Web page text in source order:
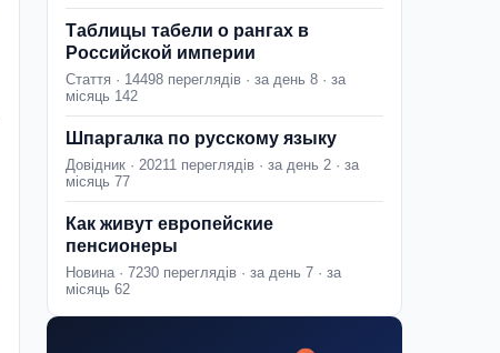
Таблицы табели о рангах в
Российской империи
Стаття · 14498 переглядів · за день 8 · за
місяць 142
Шпаргалка по русскому языку
Довідник · 20211 переглядів · за день 2 · за
місяць 77
Как живут европейские
пенсионеры
Новина · 7230 переглядів · за день 7 · за
місяць 62